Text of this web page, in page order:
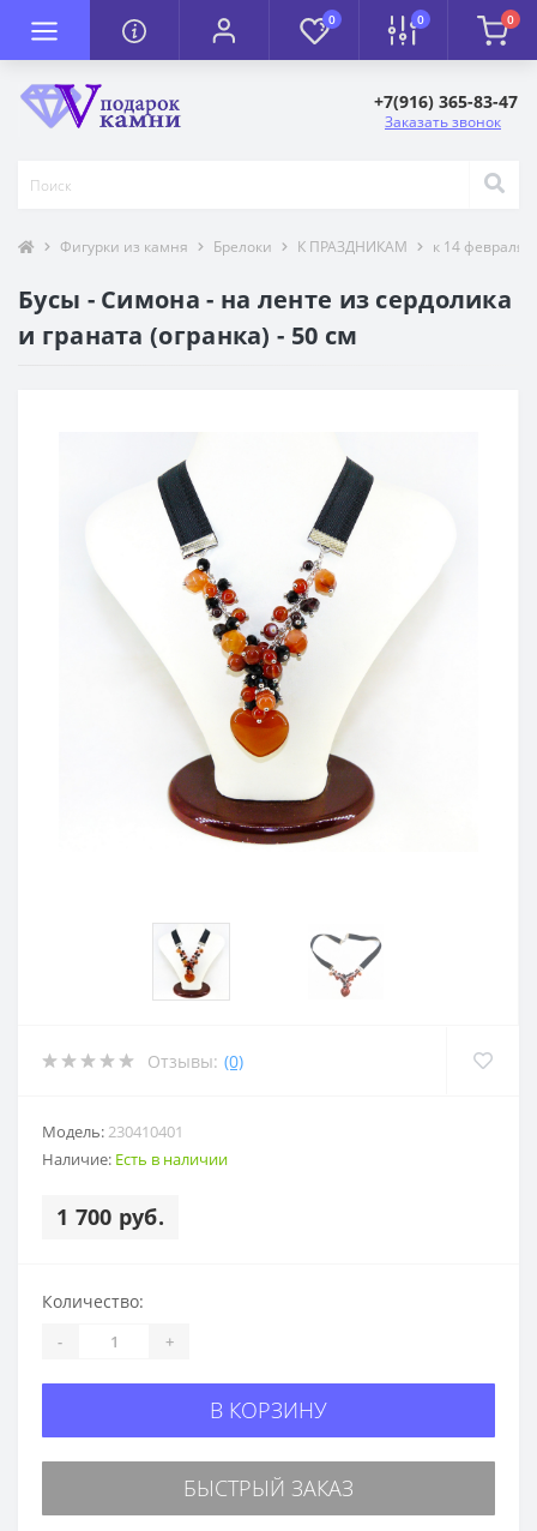
0 0 0
+7(916) 365-83-47
Заказать звонок
Фигурки из камня Брелоки К ПРАЗДНИКАМ к 14 февраля
Бусы - Симона - на ленте из сердолика
и граната (огранка) - 50 см
Отзывы: (0)
Модель:230410401
Наличие: Есть в наличии
1 700 руб.
Количество:
- +
В КОРЗИНУ
БЫСТРЫЙ ЗАКАЗ